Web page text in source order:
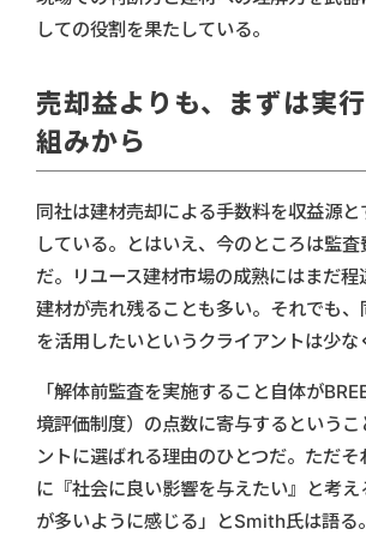
しての役割を果たしている。
売却益よりも、まずは実
組みから
同社は建材売却による手数料を収益源
している。とはいえ、今のところは監
だ。リユース建材市場の成熟にはまだ程
建材が売れ残ることも多い。それでも、
を活用したいというクライアントは少な
「解体前監査を実施すること自体が
境評価制度）の点数に寄与するというこ
ントに選ばれる理由のひとつだ。ただ
に『社会に良い影響を与えたい』と考え
が多いように感じる」とSmith氏は語る。